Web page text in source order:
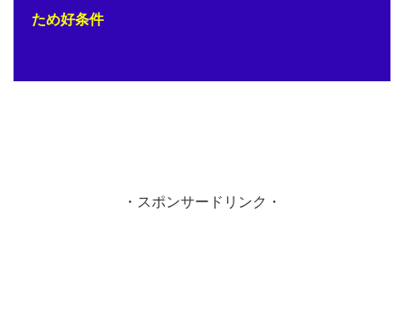
ため好条件
・スポンサードリンク・